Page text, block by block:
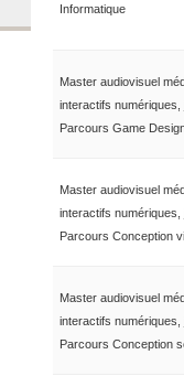
Informatique
Master audiovisuel
interactifs numériques,
Parcours Game
Master audiovisuel
interactifs numériques,
Parcours Conception
Master audiovisuel
interactifs numériques,
Parcours Conception